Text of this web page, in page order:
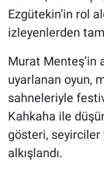
Ezgütekin’in rol
izleyenlerden
Murat Menteş’in
uyarlanan oyun,
sahneleriyle
Kahkaha ile
gösteri, seyirciler
alkışlandı.